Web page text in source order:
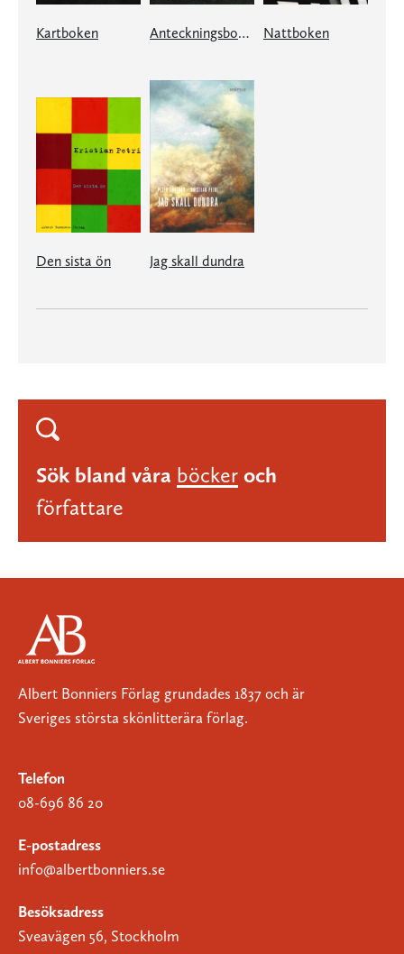
Kartboken Anteckningsboken Nattboken
Den sista ön Jag skall dundra
Sök bland våra böcker och
författare
Albert Bonniers Förlag grundades 1837 och är
Sveriges största skönlitterära förlag.
Telefon
08-696 86 20
E-postadress
info@albertbonniers.se
Besöksadress
Sveavägen 56, Stockholm